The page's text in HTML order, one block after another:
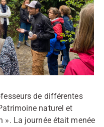
de différentes
naturel et
». La journée était menée